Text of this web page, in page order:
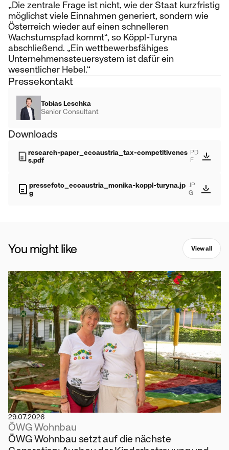
„Die zentrale Frage ist nicht, wie der Staat kurzfristig
möglichst viele Einnahmen generiert, sondern wie
Österreich wieder auf einen schnelleren
Wachstumspfad kommt“, so Köppl-Turyna
abschließend. „Ein wettbewerbsfähiges
Unternehmenssteuersystem ist dafür ein
wesentlicher Hebel.“
Pressekontakt
Tobias Leschka
Senior Consultant
Downloads
research-paper_ecoaustria_tax-competitivenes
s.pdf
PD
F
pressefoto_ecoaustria_monika-koppl-turyna.jp
g
JP
G
You might like View all
29.07.2026
ÖWG Wohnbau
ÖWG Wohnbau setzt auf die nächste